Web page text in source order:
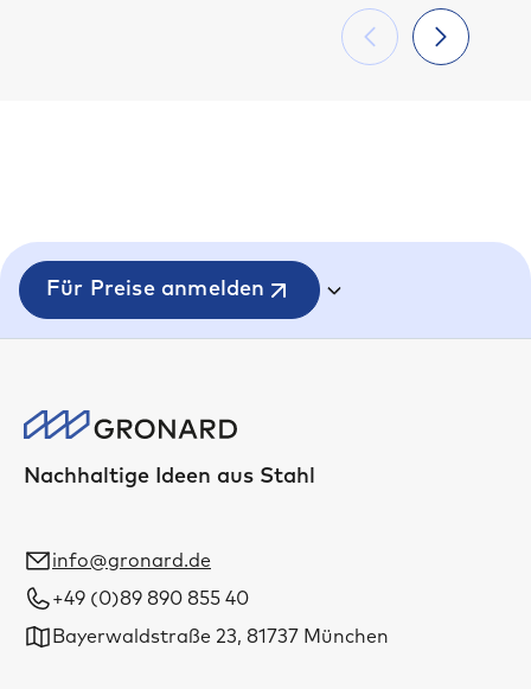
Für Preise anmelden
Nachhaltige Ideen aus Stahl
info@gronard.de
+49 (0)89 890 855 40
Bayerwaldstraße 23, 81737 München